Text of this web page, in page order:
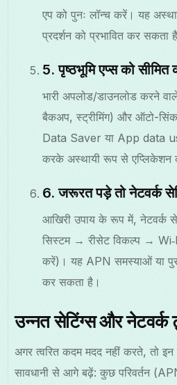
एप को पुनः लॉन्च करें। यह
प्रदर्शन को प्रभावित कर सकता
5. पृष्ठभूमि एप्स को सीमित
भारी अपलोड/डाउनलोड करने
बैकअप, स्ट्रीमिंग) और ऑटो-
Data Saver या App data
करके अस्थायी रूप से एप्लिकेशन
6. जरूरत पड़े तो नेटवर्क
आखिरी उपाय के रूप में, नेटवर्क
सिस्टम → रीसेट विकल्प →
करें)। यह APN समस्याओं या
कर सकता है।
उन्नत सेटिंग्स और नेटवर्क
अगर त्वरित कदम मदद नहीं करते, तो
सावधानी से आगे बढ़ें: कुछ परिवर्तन